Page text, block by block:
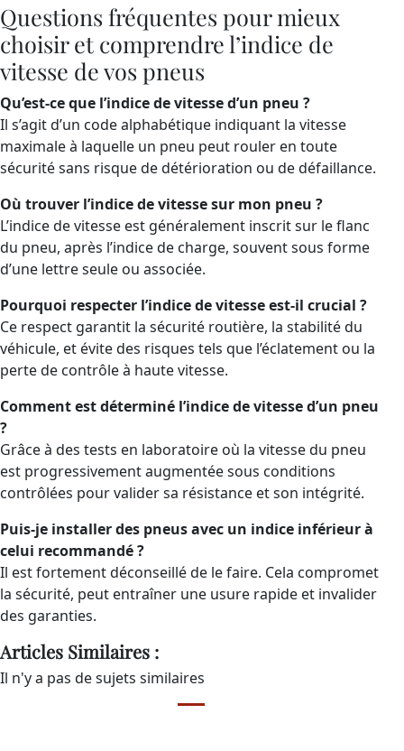
Questions fréquentes pour mieux
choisir et comprendre l’indice de
vitesse de vos pneus
Qu’est-ce que l’indice de vitesse d’un pneu ?
Il s’agit d’un code alphabétique indiquant la vitesse
maximale à laquelle un pneu peut rouler en toute
sécurité sans risque de détérioration ou de défaillance.
Où trouver l’indice de vitesse sur mon pneu ?
L’indice de vitesse est généralement inscrit sur le flanc
du pneu, après l’indice de charge, souvent sous forme
d’une lettre seule ou associée.
Pourquoi respecter l’indice de vitesse est-il crucial ?
Ce respect garantit la sécurité routière, la stabilité du
véhicule, et évite des risques tels que l’éclatement ou la
perte de contrôle à haute vitesse.
Comment est déterminé l’indice de vitesse d’un pneu
?
Grâce à des tests en laboratoire où la vitesse du pneu
est progressivement augmentée sous conditions
contrôlées pour valider sa résistance et son intégrité.
Puis-je installer des pneus avec un indice inférieur à
celui recommandé ?
Il est fortement déconseillé de le faire. Cela compromet
la sécurité, peut entraîner une usure rapide et invalider
des garanties.
Articles Similaires :
Il n'y a pas de sujets similaires